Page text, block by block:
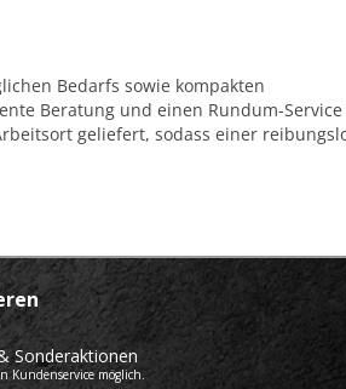
Bedarfs sowie kompakten
Beratung und einen Rundum-Service
geliefert, sodass einer